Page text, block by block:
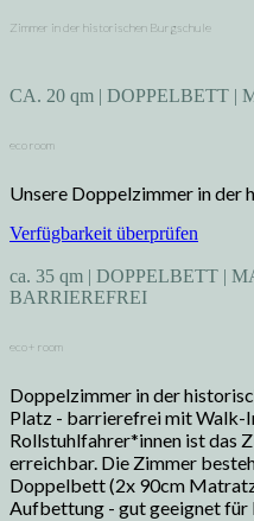
Zimmer in der historischen Burgschule
CA. 20 qm | DOPPELBETT |
eco room
Unsere Doppelzimmer in der
Verfügbarkeit überprüfen
ca. 35 qm | DOPPELBETT |
BARRIEREFREI
eco+ room
Doppelzimmer in der
Platz - barrierefrei mit Walk-
Rollstuhlfahrer*innen ist das
erreichbar. Die Zimmer
Doppelbett (2x 90cm
Aufbettung - gut geeignet für